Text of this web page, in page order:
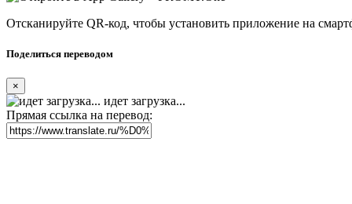
Отсканируйте QR-код, чтобы установить приложение на
Поделиться переводом
×
идет загрузка...
Прямая ссылка на перевод: